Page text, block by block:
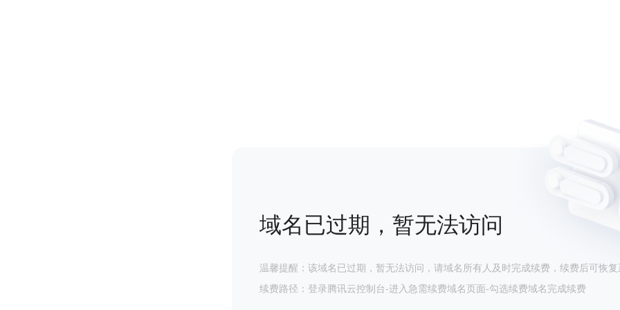
域名已过期，暂无法访问
温馨提醒：该域名已过期，暂无法访问，请域名所有人及时完成续费，续费后可恢复
续费路径：登录腾讯云控制台-进入急需续费域名页面-勾选续费域名完成续费